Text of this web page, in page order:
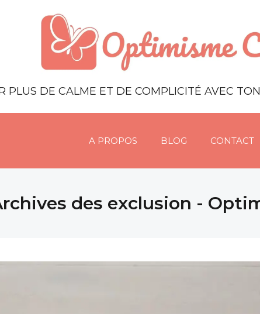
PLUS DE CALME ET DE COMPLICITÉ AVEC
A PROPOS BLOG CONTACT
des exclusion -